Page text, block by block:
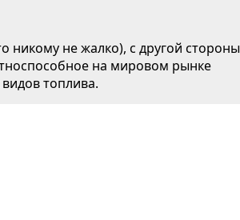
никому не жалко), с другой стороны
на мировом рынке
топлива.